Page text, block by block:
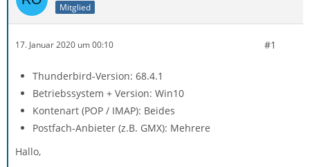
Mitglied
17. Januar 2020 um 00:10 #1
Thunderbird-Version: 68.4.1
Betriebssystem + Version: Win10
Kontenart (POP / IMAP): Beides
Postfach-Anbieter (z.B. GMX): Mehrere
Hallo,